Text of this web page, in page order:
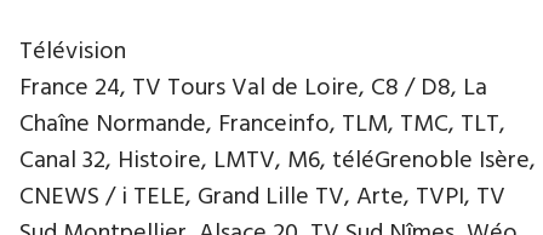
Télévision
France 24, TV Tours Val de Loire, C8 / D8, La
Chaîne Normande, Franceinfo, TLM, TMC, TLT,
Canal 32, Histoire, LMTV, M6, téléGrenoble Isère,
CNEWS / i TELE, Grand Lille TV, Arte, TVPI, TV